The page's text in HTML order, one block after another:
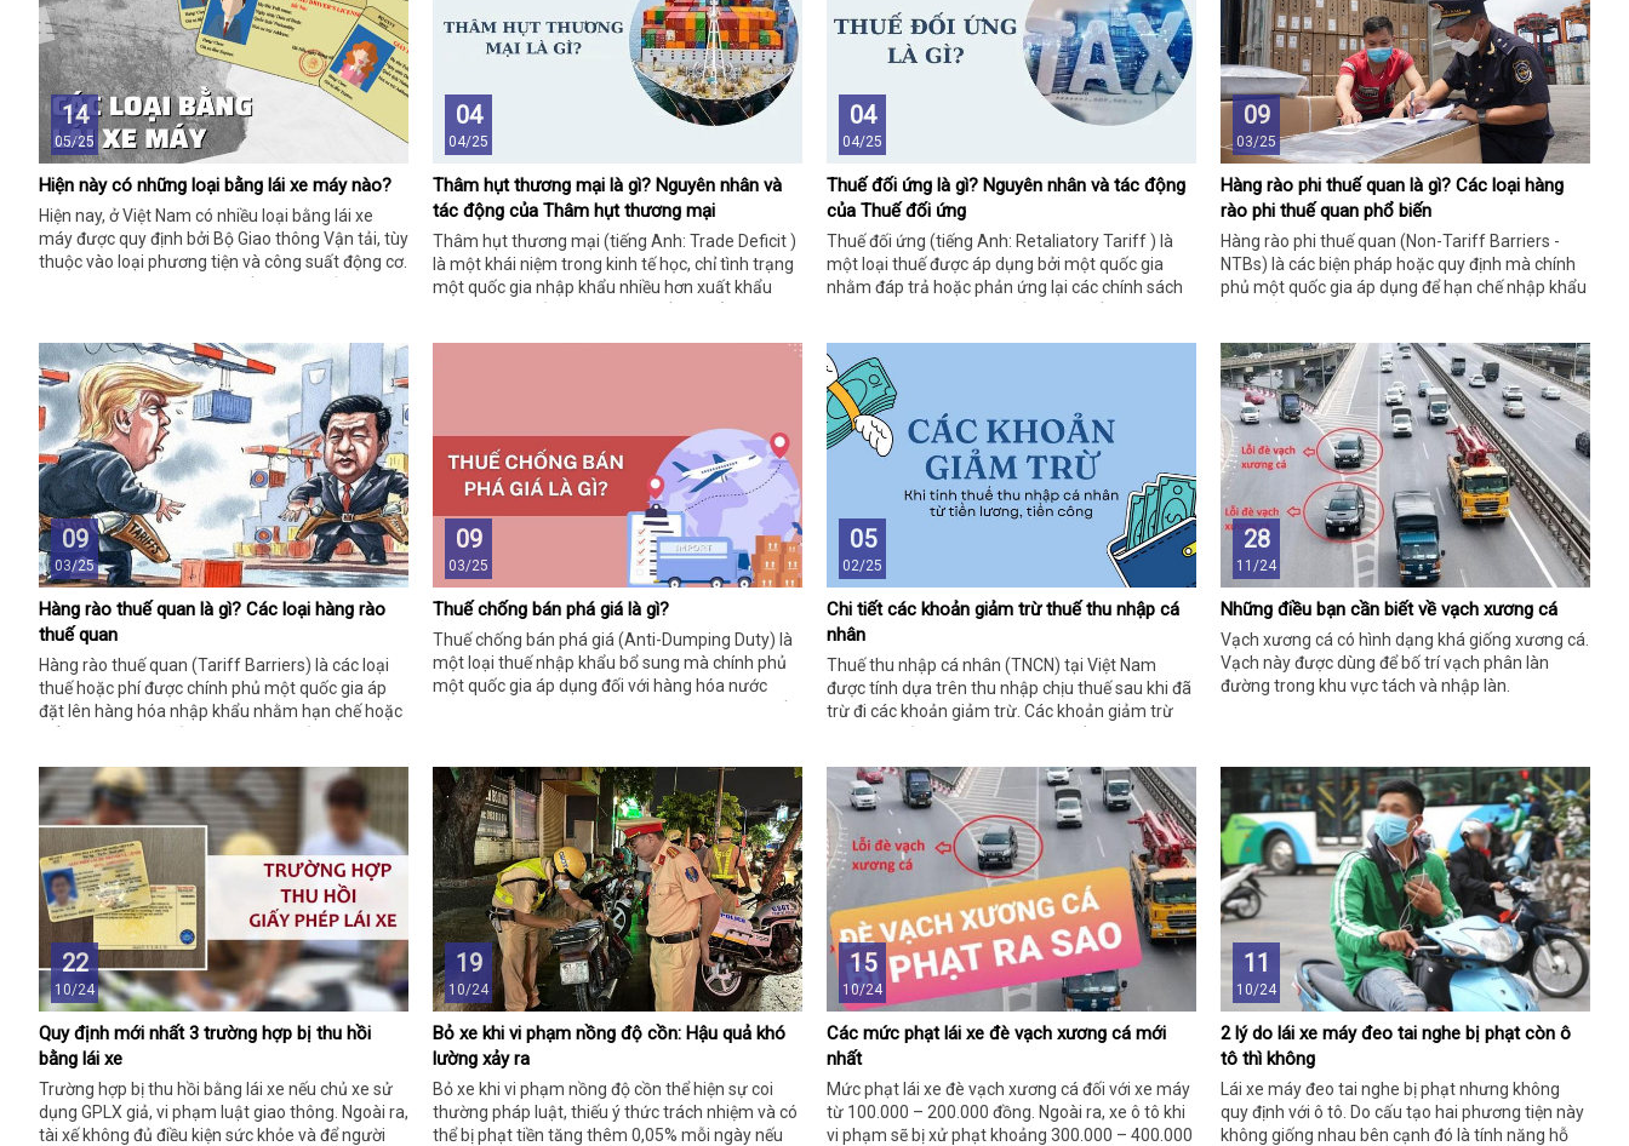
14
05/25
Hiện này có những loại bằng lái xe máy nào?
Hiện nay, ở Việt Nam có nhiều loại bằng lái xe
máy được quy định bởi Bộ Giao thông Vận tải, tùy
thuộc vào loại phương tiện và công suất động cơ.
04
04/25
Thâm hụt thương mại là gì? Nguyên nhân và
tác động của Thâm hụt thương mại
Thâm hụt thương mại (tiếng Anh: Trade Deficit )
là một khái niệm trong kinh tế học, chỉ tình trạng
một quốc gia nhập khẩu nhiều hơn xuất khẩu
04
04/25
Thuế đối ứng là gì? Nguyên nhân và tác động
của Thuế đối ứng
Thuế đối ứng (tiếng Anh: Retaliatory Tariff ) là
một loại thuế được áp dụng bởi một quốc gia
nhằm đáp trả hoặc phản ứng lại các chính sách
quốc tế, thường được sử dụng để gây áp lực
buộc đối tác thương mại thay đổi hành vi hoặc
chính sách mà quốc gia áp thuế cho là bất lợi.
09
03/25
Hàng rào phi thuế quan là gì? Các loại hàng
rào phi thuế quan phổ biến
Hàng rào phi thuế quan (Non-Tariff Barriers -
NTBs) là các biện pháp hoặc quy định mà chính
phủ một quốc gia áp dụng để hạn chế nhập khẩu
quy tắc, tiêu chuẩn, hoặc thủ tục hành chính
nhằm kiểm soát dòng chảy hàng hóa xuyên biên
giới. Đây là công cụ phổ biến trong thương mại
quốc tế, thườn
09
03/25
Hàng rào thuế quan là gì? Các loại hàng rào
thuế quan
Hàng rào thuế quan (Tariff Barriers) là các loại
thuế hoặc phí được chính phủ một quốc gia áp
đặt lên hàng hóa nhập khẩu nhằm hạn chế hoặc
thương mại. Đây là công cụ phổ biến trong chính
sách thương mại quốc tế, thường được sử dụng
để tăng tính cạnh tranh cho hàng nội địa.
09
03/25
Thuế chống bán phá giá là gì?
Thuế chống bán phá giá (Anti-Dumping Duty) là
một loại thuế nhập khẩu bổ sung mà chính phủ
một quốc gia áp dụng đối với hàng hóa nước
cạnh tranh không lành mạnh. Dưới đây là giải
thích chi tiết:
05
02/25
Chi tiết các khoản giảm trừ thuế thu nhập cá
nhân
Thuế thu nhập cá nhân (TNCN) tại Việt Nam
được tính dựa trên thu nhập chịu thuế sau khi đã
trừ đi các khoản giảm trừ. Các khoản giảm trừ
hoặc phải nuôi dưỡng gia đình. Dưới đây là chi
tiết về các khoản giảm trừ thuế TNCN theo quy
định hiện hành.
28
11/24
Những điều bạn cần biết về vạch xương cá
Vạch xương cá có hình dạng khá giống xương cá.
Vạch này được dùng để bố trí vạch phân làn
đường trong khu vực tách và nhập làn.
22
10/24
Quy định mới nhất 3 trường hợp bị thu hồi
bằng lái xe
Trường hợp bị thu hồi bằng lái xe nếu chủ xe sử
dụng GPLX giả, vi phạm luật giao thông. Ngoài ra,
tài xế không đủ điều kiện sức khỏe và để người
19
10/24
Bỏ xe khi vi phạm nồng độ cồn: Hậu quả khó
lường xảy ra
Bỏ xe khi vi phạm nồng độ cồn thể hiện sự coi
thường pháp luật, thiếu ý thức trách nhiệm và có
thể bị phạt tiền tăng thêm 0,05% mỗi ngày nếu
15
10/24
Các mức phạt lái xe đè vạch xương cá mới
nhất
Mức phạt lái xe đè vạch xương cá đối với xe máy
từ 100.000 – 200.000 đồng. Ngoài ra, xe ô tô khi
vi phạm sẽ bị xử phạt khoảng 300.000 – 400.000
11
10/24
2 lý do lái xe máy đeo tai nghe bị phạt còn ô
tô thì không
Lái xe máy đeo tai nghe bị phạt nhưng không
quy định với ô tô. Do cấu tạo hai phương tiện này
không giống nhau bên cạnh đó là tính năng hỗ